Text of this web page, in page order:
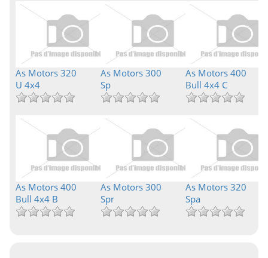
As Motors 320
U 4x4
As Motors 300
Sp
As Motors 400
Bull 4x4 C
As Motors 400
Bull 4x4 B
As Motors 300
Spr
As Motors 320
Spa